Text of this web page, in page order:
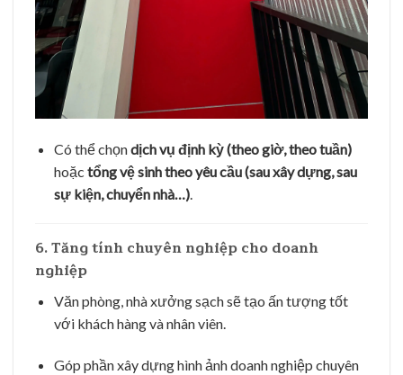
Có thể chọndịch vụ định kỳ (theo giờ, theo tuần)
hoặc tổng vệ sinh theo yêu cầu (sau xây dựng, sau
sự kiện, chuyển nhà…).
6. Tăng tính chuyên nghiệp cho doanh
nghiệp
Văn phòng, nhà xưởng sạch sẽ tạo ấn tượng tốt
với khách hàng và nhân viên.
Góp phần xây dựng hình ảnh doanh nghiệp chuyên